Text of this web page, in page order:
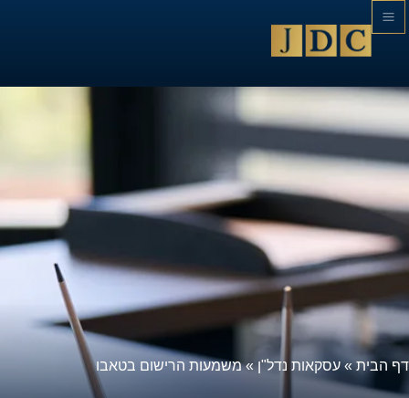
דף הבית»עסקאות נדל"ן »משמעות הרישום בטאבו